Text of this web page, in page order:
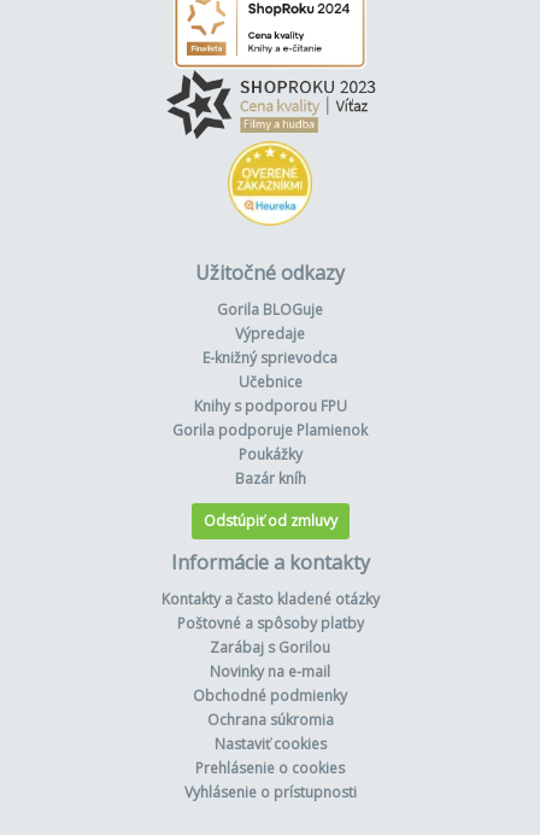
Užitočné odkazy
Gorila BLOGuje
Výpredaje
E-knižný sprievodca
Učebnice
Knihy s podporou FPU
Gorila podporuje Plamienok
Poukážky
Bazár kníh
Odstúpiť od zmluvy
Informácie a kontakty
Kontakty a často kladené otázky
Poštovné a spôsoby platby
Zarábaj s Gorilou
Novinky na e-mail
Obchodné podmienky
Ochrana súkromia
Nastaviť cookies
Prehlásenie o cookies
Vyhlásenie o prístupnosti